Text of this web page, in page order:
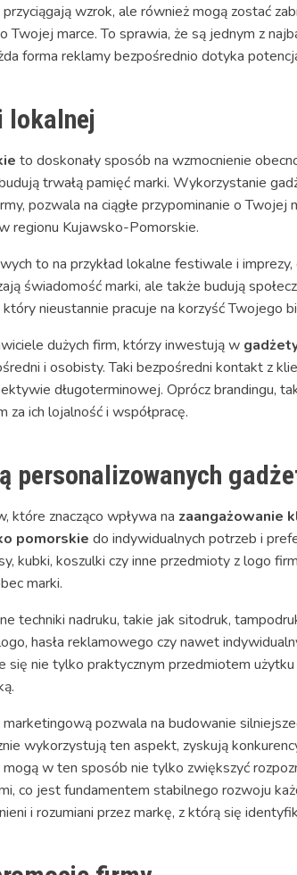
wzrok, ale również mogą zostać
Twojej marce. To sprawia, że są jednym z
forma reklamy bezpośrednio dotyka
lokalnej
to doskonały sposób na wzmocnienie
trwałą pamięć marki. Wykorzystanie
pozwala na ciągłe przypominanie o Twojej
regionu Kujawsko-Pomorskie.
to na przykład lokalne festiwale i
świadomość marki, ale także budują
nieustannie pracuje na korzyść Twojego
dużych firm, którzy inwestują w
i osobisty. Taki bezpośredni kontakt z
długoterminowej. Oprócz brandingu,
ich lojalność i współpracę.
personalizowanych
które znacząco wpływa na zaangażowanie
pomorskie do indywidualnych potrzeb i
kubki, koszulki czy inne przedmioty z logo
marki.
techniki nadruku, takie jak sitodruk,
hasła reklamowego czy nawet
się nie tylko praktycznym przedmiotem
pozwala na budowanie
wykorzystują ten aspekt, zyskują
w ten sposób nie tylko zwiększyć
co jest fundamentem stabilnego rozwoju
i rozumiani przez markę, z którą się